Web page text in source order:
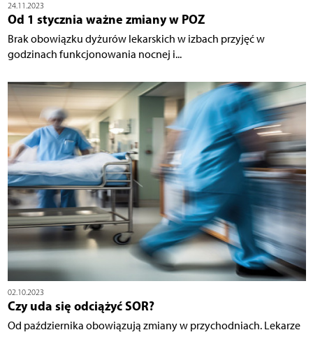
24.11.2023
Od 1 stycznia ważne zmiany w POZ
Brak obowiązku dyżurów lekarskich w izbach przyjęć w
godzinach funkcjonowania nocnej i...
02.10.2023
Czy uda się odciążyć SOR?
Od października obowiązują zmiany w przychodniach. Lekarze